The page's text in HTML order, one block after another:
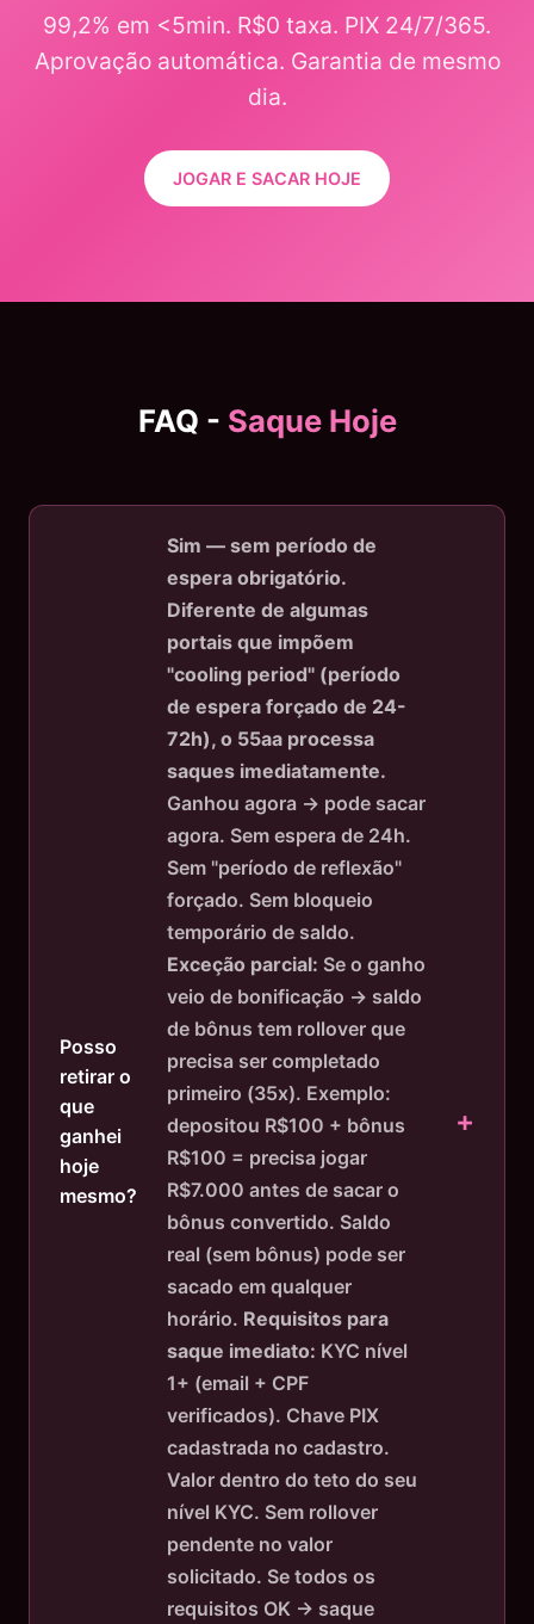
99,2% em <5min. R$0 taxa. PIX 24/7/365.
Aprovação automática. Garantia de mesmo
dia.
JOGAR E SACAR HOJE
FAQ - Saque Hoje
Posso
retirar o
que
ganhei
hoje
mesmo?
Sim — sem período de
espera obrigatório.
Diferente de algumas
portais que impõem
"cooling period" (período
de espera forçado de 24-
72h), o 55aa processa
saques imediatamente.
Ganhou agora → pode sacar
agora. Sem espera de 24h.
Sem "período de reflexão"
forçado. Sem bloqueio
temporário de saldo.
Exceção parcial: Se o ganho
veio de bonificação → saldo
de bônus tem rollover que
precisa ser completado
primeiro (35x). Exemplo:
depositou R$100 + bônus
R$100 = precisa jogar
R$7.000 antes de sacar o
bônus convertido. Saldo
real (sem bônus) pode ser
sacado em qualquer
horário. Requisitos para
saque imediato: KYC nível
1+ (email + CPF
verificados). Chave PIX
cadastrada no cadastro.
Valor dentro do teto do seu
nível KYC. Sem rollover
pendente no valor
solicitado. Se todos os
requisitos OK → saque